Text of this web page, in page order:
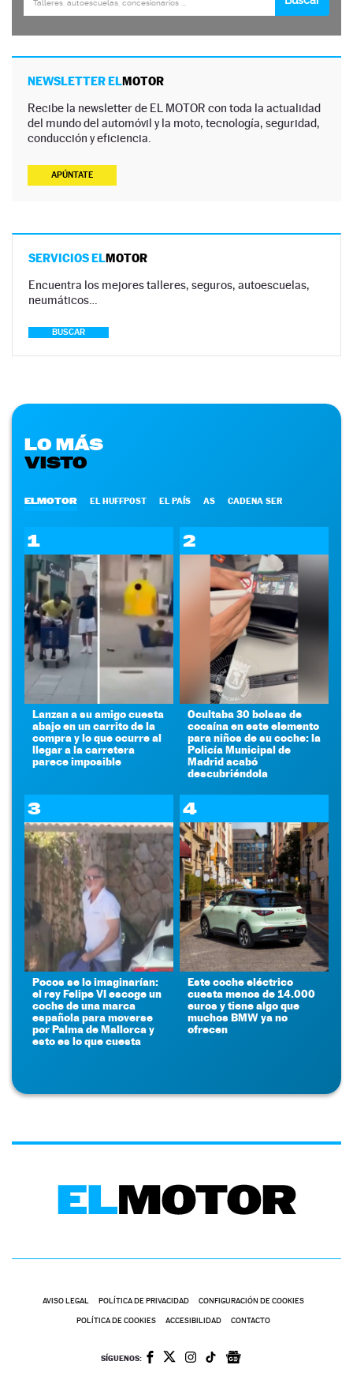
NEWSLETTER ELMOTOR
Recibe la newsletter de EL MOTOR con toda la actualidad
del mundo del automóvil y la moto, tecnología, seguridad,
conducción y eficiencia.
APÚNTATE
SERVICIOS ELMOTOR
Encuentra los mejores talleres, seguros, autoescuelas,
neumáticos…
BUSCAR
LO MÁS
VISTO
ELMOTOR EL HUFFPOST EL PAÍS AS CADENA SER
1
Lanzan a su amigo cuesta
abajo en un carrito de la
compra y lo que ocurre al
llegar a la carretera
parece imposible
2
Ocultaba 30 bolsas de
cocaína en este elemento
para niños de su coche: la
Policía Municipal de
Madrid acabó
descubriéndola
3
Pocos se lo imaginarían:
el rey Felipe VI escoge un
coche de una marca
española para moverse
por Palma de Mallorca y
esto es lo que cuesta
4
Este coche eléctrico
cuesta menos de 14.000
euros y tiene algo que
muchos BMW ya no
ofrecen
AVISO LEGAL POLÍTICA DE PRIVACIDAD CONFIGURACIÓN DE COOKIES
POLÍTICA DE COOKIES ACCESIBILIDAD CONTACTO
SÍGUENOS: